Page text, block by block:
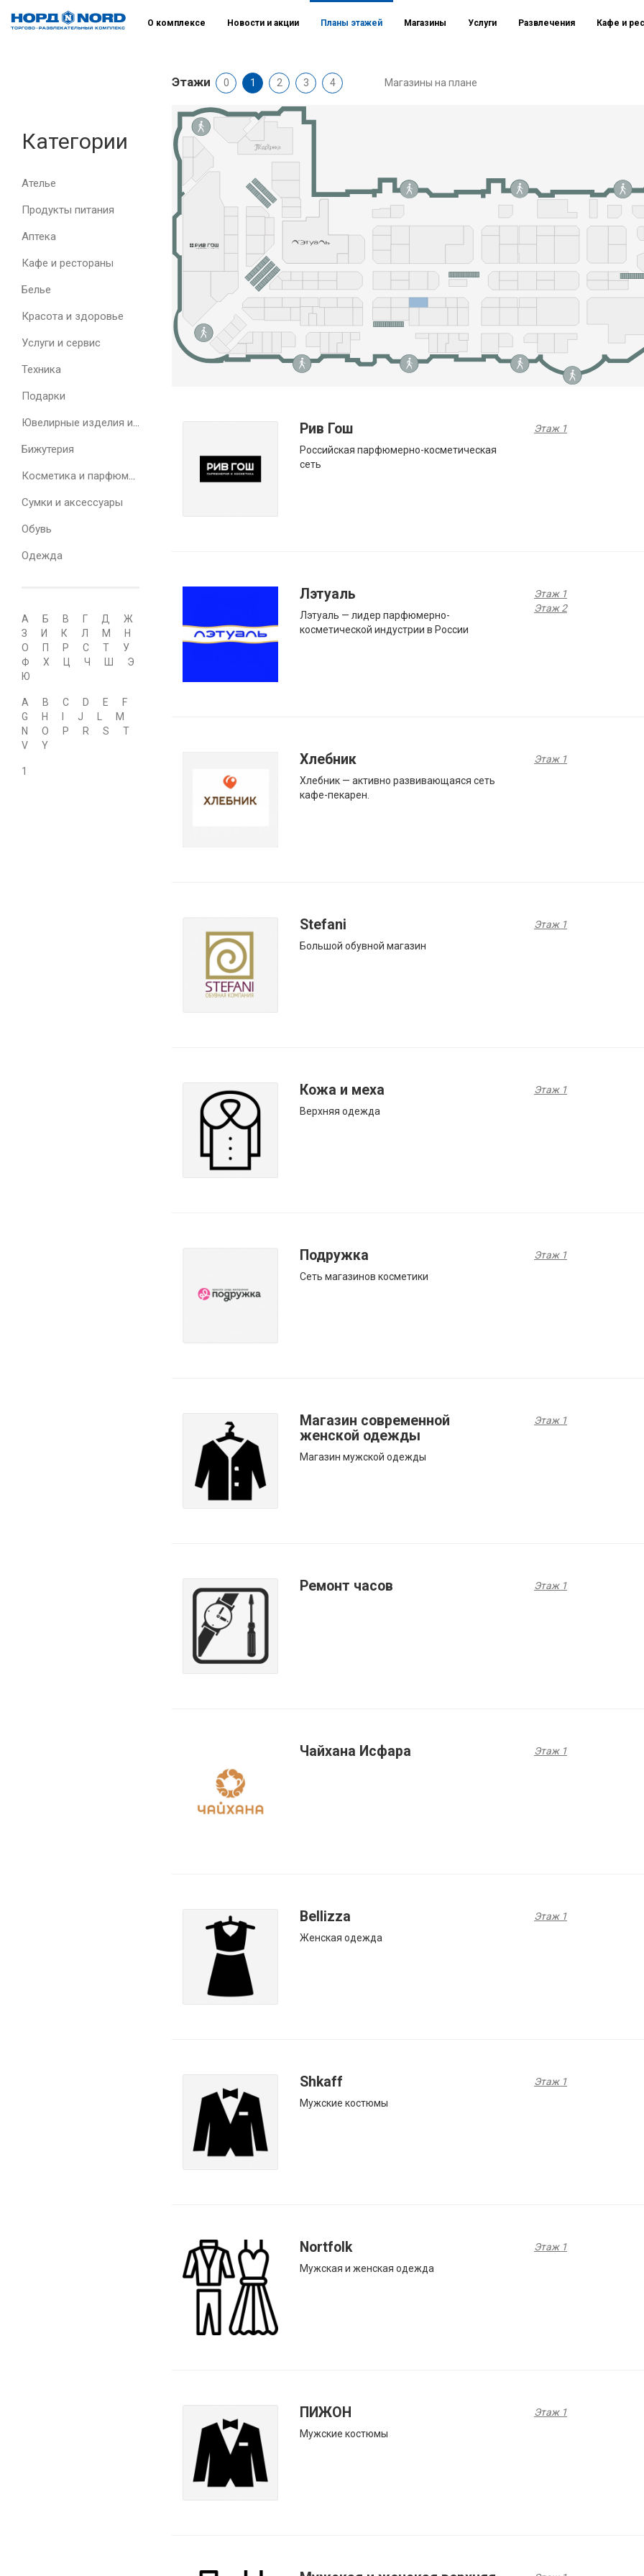
Категории
Ателье
Продукты питания
Аптека
Кафе и рестораны
Белье
Красота и здоровье
Услуги и сервис
Техника
Подарки
Бижутерия
Сумки и аксессуары
Обувь
Одежда
А Б В Г Д
Ж
З
И К Л М
Н
О
П Р С Т
У
Ф
Х Ц Ч
Э
Ю
A B C D E
F
G
H J
M
N
O P R S
T
V
Y
1
О комплексе Новости и акции Планы этажей Магазины Услуги Развлечения Кафе и
Этажи 0 1 2 3 4 Магазины на плане
Рив Гош
Российская парфюмерно-косметическая
сеть
Этаж 1
Лэтуаль
Лэтуаль — лидер парфюмерно-
косметической индустрии в России
Этаж 1
Этаж 2
Хлебник
Хлебник — активно развивающаяся сеть
кафе-пекарен.
Этаж 1
Stefani
Большой обувной магазин
Этаж 1
Кожа и меха
Верхняя одежда
Этаж 1
Подружка
Сеть магазинов косметики
Этаж 1
Магазин современной
женской одежды
Магазин мужской одежды
Этаж 1
Ремонт часов Этаж 1
Чайхана Исфара Этаж 1
Bellizza
Женская одежда
Этаж 1
Shkaff
Мужские костюмы
Этаж 1
Nortfolk
Мужская и женская одежда
Этаж 1
ПИЖОН
Мужские костюмы
Этаж 1